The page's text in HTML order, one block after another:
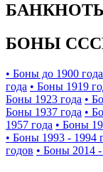
БОНЫ
• Боны до 1900 года
года • Боны 1919
Боны 1923 года •
Боны 1937 года •
1957 года • Боны
• Боны 1993 - 1994
годов • Боны 2014